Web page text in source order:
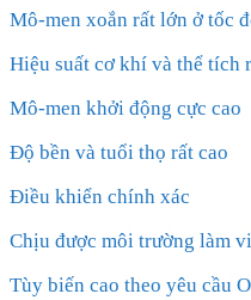
Mô-men xoắn rất lớn ở tốc
Hiệu suất cơ khí và thể tích
Mô-men khởi động cực cao
Độ bền và tuổi thọ rất cao
Điều khiển chính xác
Chịu được môi trường làm
Tùy biến cao theo yêu cầu